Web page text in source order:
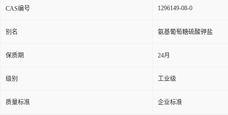
CAS编号 1296149-08-0
别名 氨基葡萄糖硫酸钾盐
保质期 24月
级别 工业级
质量标准 企业标准